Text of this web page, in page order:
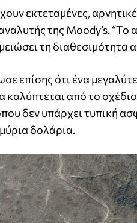
εκτεταμένες,
της Moody’s.
τη διαθεσιμότητα
επίσης ότι ένα
καλύπτεται από το
δεν υπάρχει τυπική
δολάρια.